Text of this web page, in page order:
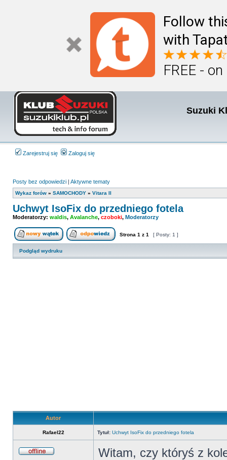
Follow
with
FREE -
Suzuki
Zarejestruj się Zaloguj się
Posty bez odpowiedzi | Aktywne tematy
Wykaz forów » SAMOCHODY » Vitara II
Uchwyt IsoFix do przedniego fotela
Moderatorzy: waldis, Avalanche, czoboki, Moderatorzy
Nowy temat Odpowiedz w temacie
Strona 1 z 1 [ Posty: 1 ]
Podgląd wydruku
Autor
Rafael22 Tytuł: Uchwyt IsoFix do przedniego fotela
Witam, czy któryś z